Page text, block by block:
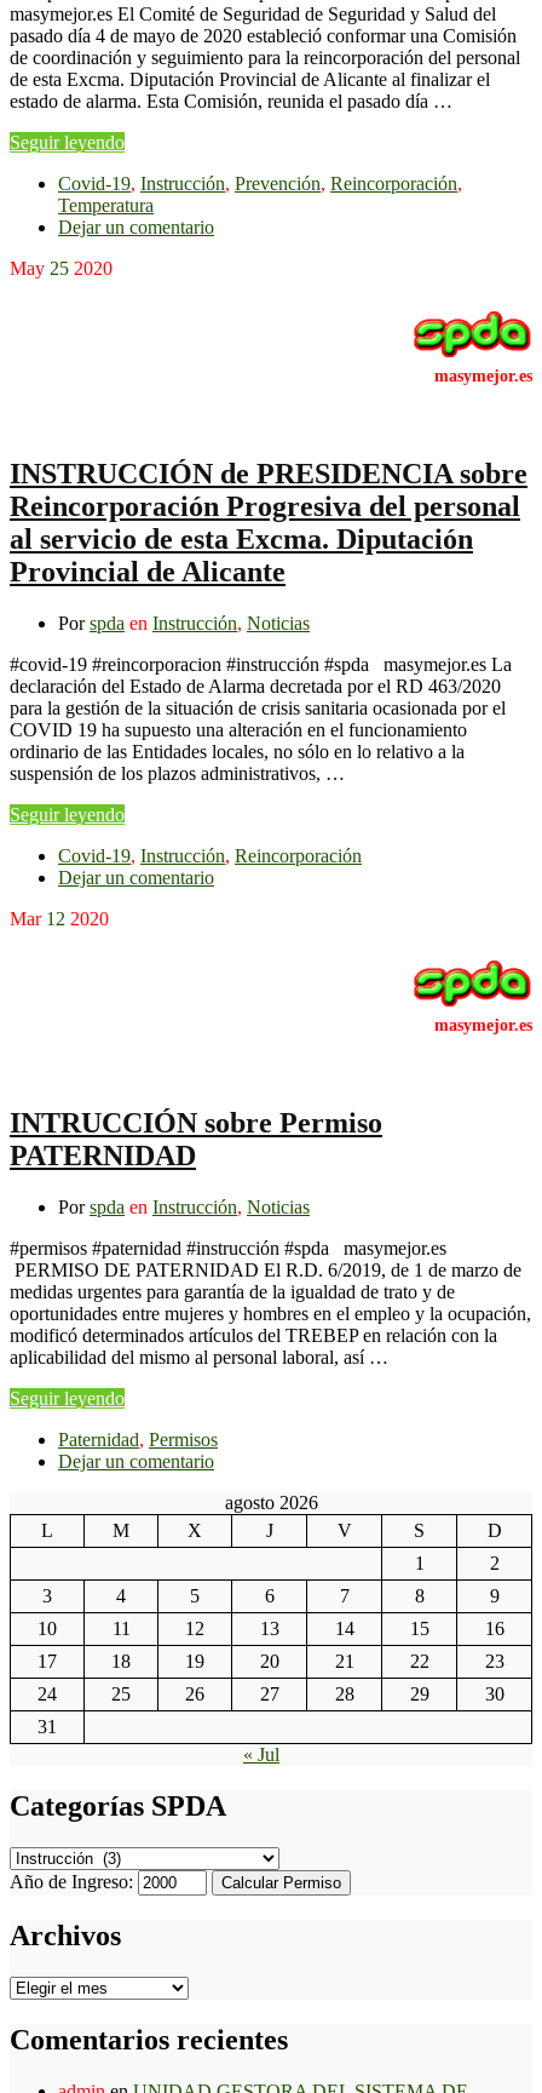
masymejor.es El Comité de Seguridad de Seguridad y Salud del
pasado día 4 de mayo de 2020 estableció conformar una Comisión
de coordinación y seguimiento para la reincorporación del personal
de esta Excma. Diputación Provincial de Alicante al finalizar el
estado de alarma. Esta Comisión, reunida el pasado día …
Seguir leyendo
Covid-19, Instrucción, Prevención, Reincorporación,
Temperatura
Dejar un comentario
May 25 2020
INSTRUCCIÓN de PRESIDENCIA sobre
Reincorporación Progresiva del personal
al servicio de esta Excma. Diputación
Provincial de Alicante
Porspda en Instrucción, Noticias
#covid-19 #reincorporacion #instrucción #spda masymejor.es La
declaración del Estado de Alarma decretada por el RD 463/2020
para la gestión de la situación de crisis sanitaria ocasionada por el
COVID 19 ha supuesto una alteración en el funcionamiento
ordinario de las Entidades locales, no sólo en lo relativo a la
suspensión de los plazos administrativos, …
Seguir leyendo
Covid-19, Instrucción, Reincorporación
Dejar un comentario
Mar 12 2020
INTRUCCIÓN sobre Permiso
PATERNIDAD
Porspda en Instrucción, Noticias
#permisos #paternidad #instrucción #spda masymejor.es
PERMISO DE PATERNIDAD El R.D. 6/2019, de 1 de marzo de
medidas urgentes para garantía de la igualdad de trato y de
oportunidades entre mujeres y hombres en el empleo y la ocupación,
modificó determinados artículos del TREBEP en relación con la
aplicabilidad del mismo al personal laboral, así …
Seguir leyendo
Paternidad, Permisos
Dejar un comentario
agosto 2026
L
M X J V S
D
1
2
3
4 5 6 7 8
9
10
11 12 13 14 15
16
17
18 19 20 21 22
23
24
25 26 27 28 29
30
31
« Jul
Categorías SPDA
Categorías
SPDA
Año de Ingreso: Calcular Permiso
Archivos
Archivos
Comentarios recientes